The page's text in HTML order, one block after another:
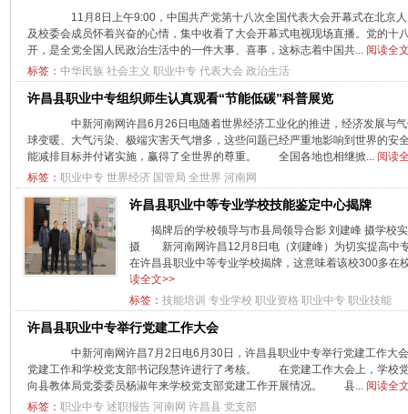
11月8日上午9:00，中国共产党第十八次全国代表大会开幕式在北京人
及校委会成员怀着兴奋的心情，集中收看了大会开幕式电视现场直播。党的十
开，是全党全国人民政治生活中的一件大事、喜事，这标志着中国共... 阅读全
标签： 中华民族 社会主义 职业中专 代表大会 政治生活
许昌县职业中专组织师生认真观看“节能低碳”科普展览
中新河南网许昌6月26日电随着世界经济工业化的推进，经济发展与气
球变暖、大气污染、极端灾害天气增多，这些问题已经严重地影响到世界的安
能减排目标并付诸实施，赢得了全世界的尊重。 全国各地也相继掀... 阅读
标签： 职业中专 世界经济 国管局 全世界 河南网
许昌县职业中等专业学校技能鉴定中心揭牌
揭牌后的学校领导与市县局领导合影 刘建峰 摄学校
摄 新河南网许昌12月8日电（刘建峰）为切实提高中
在许昌县职业中等专业学校揭牌，这意味着该校300多在
读全文>>
标签： 技能培训 专业学校 职业资格 职业中专 职业技能
许昌县职业中专举行党建工作大会
中新河南网许昌7月2日电6月30日，许昌县职业中专举行党建工作大
党建工作和学校党支部书记段慧许进行了考核。 在党建工作大会上，学校
向县教体局党委委员杨淑年来学校党支部党建工作开展情况。 县... 阅读全
标签： 职业中专 述职报告 河南网 许昌县 党支部